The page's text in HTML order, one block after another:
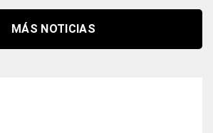
MÁS NOTICIAS